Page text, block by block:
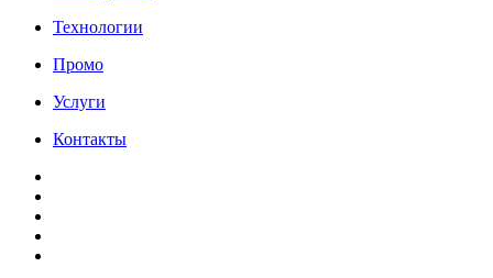
Технологии
Промо
Услуги
Контакты